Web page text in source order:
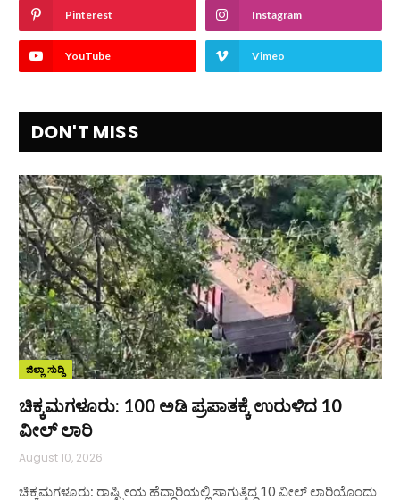
Pinterest Instagram
YouTube Vimeo
DON'T MISS
ಜಿಲ್ಲಾ ಸುದ್ದಿ
ಚಿಕ್ಕಮಗಳೂರು: 100 ಅಡಿ ಪ್ರಪಾತಕ್ಕೆ ಉರುಳಿದ 10
ವೀಲ್ ಲಾರಿ
August 10, 2026
ಚಿಕ್ಕಮಗಳೂರು: ರಾಷ್ಟ್ರೀಯ ಹೆದ್ದಾರಿಯಲ್ಲಿ ಸಾಗುತ್ತಿದ್ದ 10 ವೀಲ್ ಲಾರಿಯೊಂದು